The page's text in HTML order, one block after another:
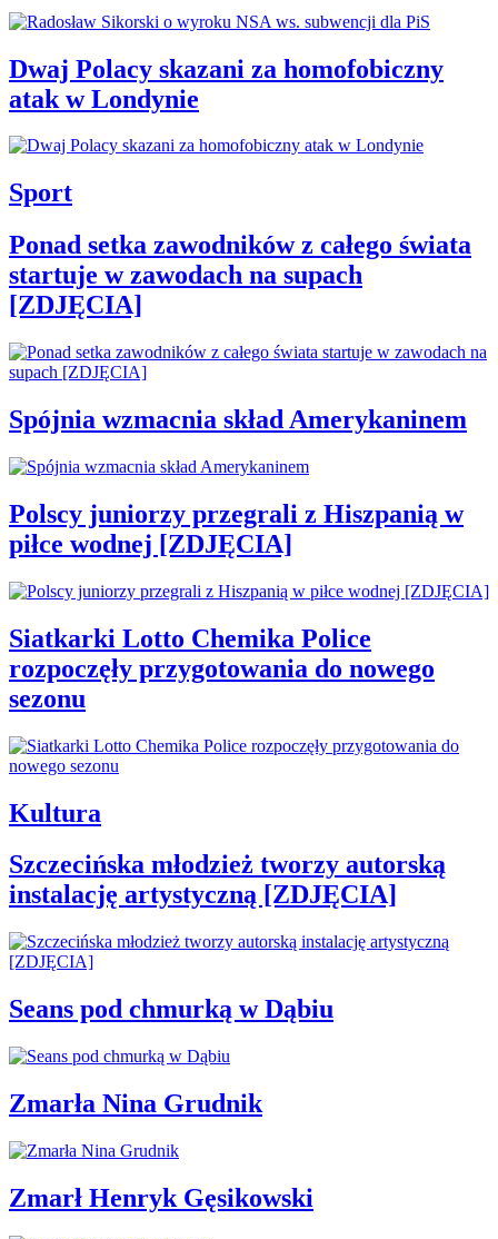
Dwaj Polacy skazani za homofobiczny
atak w Londynie
Sport
Ponad setka zawodników z całego świata
startuje w zawodach na supach
[ZDJĘCIA]
Spójnia wzmacnia skład Amerykaninem
Polscy juniorzy przegrali z Hiszpanią w
piłce wodnej [ZDJĘCIA]
Siatkarki Lotto Chemika Police
rozpoczęły przygotowania do nowego
sezonu
Kultura
Szczecińska młodzież tworzy autorską
instalację artystyczną [ZDJĘCIA]
Seans pod chmurką w Dąbiu
Zmarła Nina Grudnik
Zmarł Henryk Gęsikowski